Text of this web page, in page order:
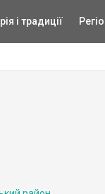
і традиції